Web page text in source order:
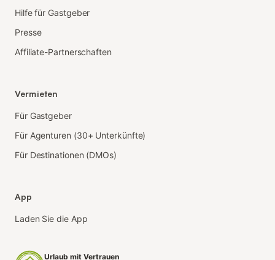
Hilfe für Gastgeber
Presse
Affiliate-Partnerschaften
Vermieten
Für Gastgeber
Für Agenturen (30+ Unterkünfte)
Für Destinationen (DMOs)
App
Laden Sie die App
Urlaub mit Vertrauen